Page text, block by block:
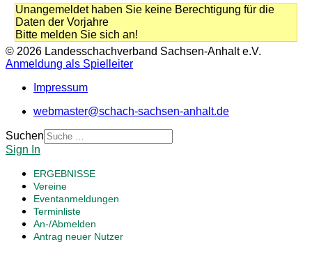
Unangemeldet haben Sie keine Berechtigung für die
Daten der Vorjahre
Bitte melden Sie sich an!
© 2026 Landesschachverband Sachsen-Anhalt e.V.
Anmeldung als Spielleiter
Impressum
webmaster@schach-sachsen-anhalt.de
Suchen
Sign In
ERGEBNISSE
Vereine
Eventanmeldungen
Terminliste
An-/Abmelden
Antrag neuer Nutzer